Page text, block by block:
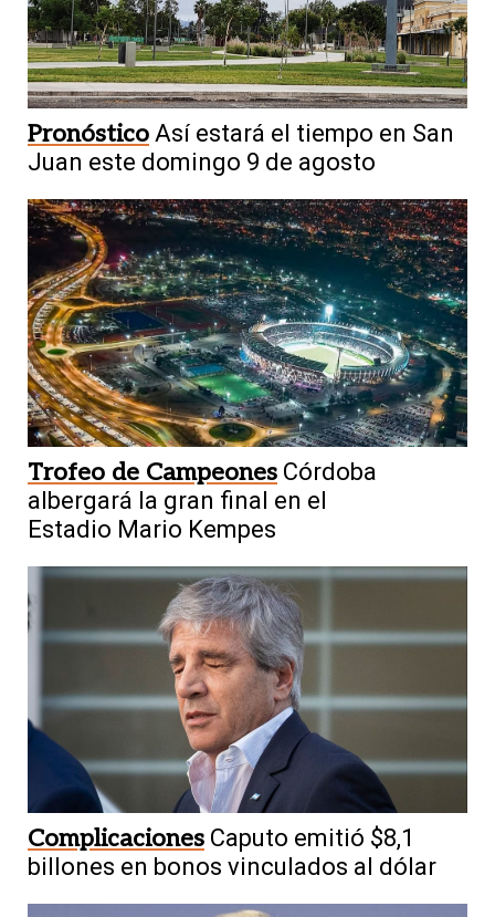
Pronóstico Así estará el tiempo en San
Juan este domingo 9 de agosto
Trofeo de Campeones Córdoba
albergará la gran final en el
Estadio Mario Kempes
Complicaciones Caputo emitió $8,1
billones en bonos vinculados al dólar